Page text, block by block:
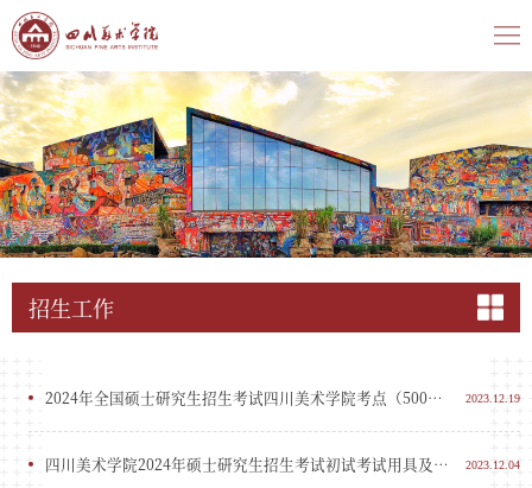
招生工作
2024年全国硕士研究生招生考试四川美术学院考点（5005）公告 2023.12.19
四川美术学院2024年硕士研究生招生考试初试考试用具及答题规范 2023.12.04